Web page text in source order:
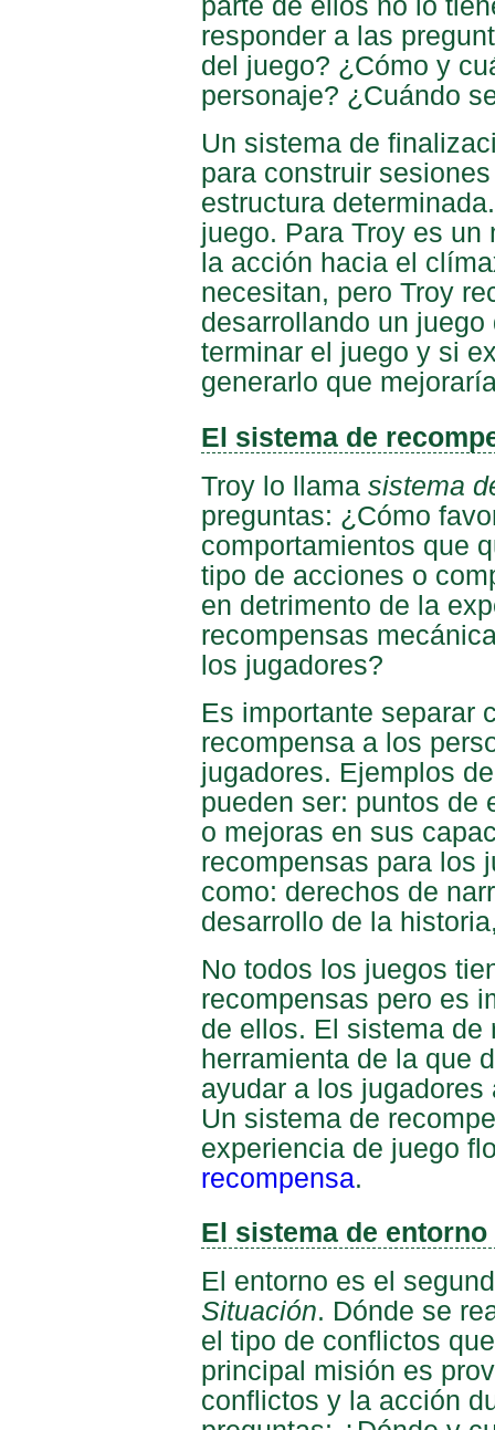
parte de ellos no lo
responder a las
del juego? ¿Cómo y
personaje? ¿Cuándo
Un sistema de
para construir
estructura
juego. Para Troy es
la acción hacia el
necesitan, pero Troy
desarrollando un
terminar el juego y si
generarlo que
El sistema de
Troy lo llamasistema
preguntas: ¿Cómo
comportamientos que
tipo de acciones o
en detrimento de la
recompensas
los jugadores?
Es importante separar
recompensa a los
jugadores. Ejemplos
pueden ser: puntos de
o mejoras en sus
recompensas para los
como: derechos de
desarrollo de la
No todos los juegos
recompensas pero es
de ellos. El sistema de
herramienta de la que
ayudar a los
Un sistema de
experiencia de juego
recompensa.
El sistema de
El entorno es el
Situación. Dónde se
el tipo de conflictos
principal misión es
conflictos y la acción